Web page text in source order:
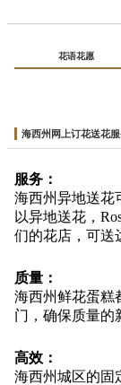
花语花愿
海西州网上订花送花
服务：
海西州异地送花
以异地送花，
们的花店，可送
质量：
海西州鲜花蛋糕
门，确保质量的
高效：
海西州城区的固